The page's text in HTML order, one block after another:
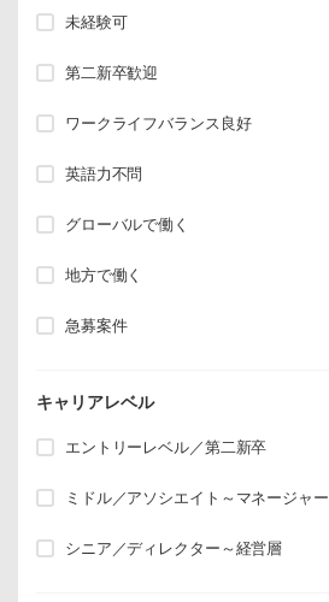
未経験可
第二新卒歓迎
ワークライフバランス良好
英語力不問
グローバルで働く
地方で働く
急募案件
キャリアレベル
エントリーレベル／第二新卒
ミドル／アソシエイト～マネージャー
シニア／ディレクター～経営層